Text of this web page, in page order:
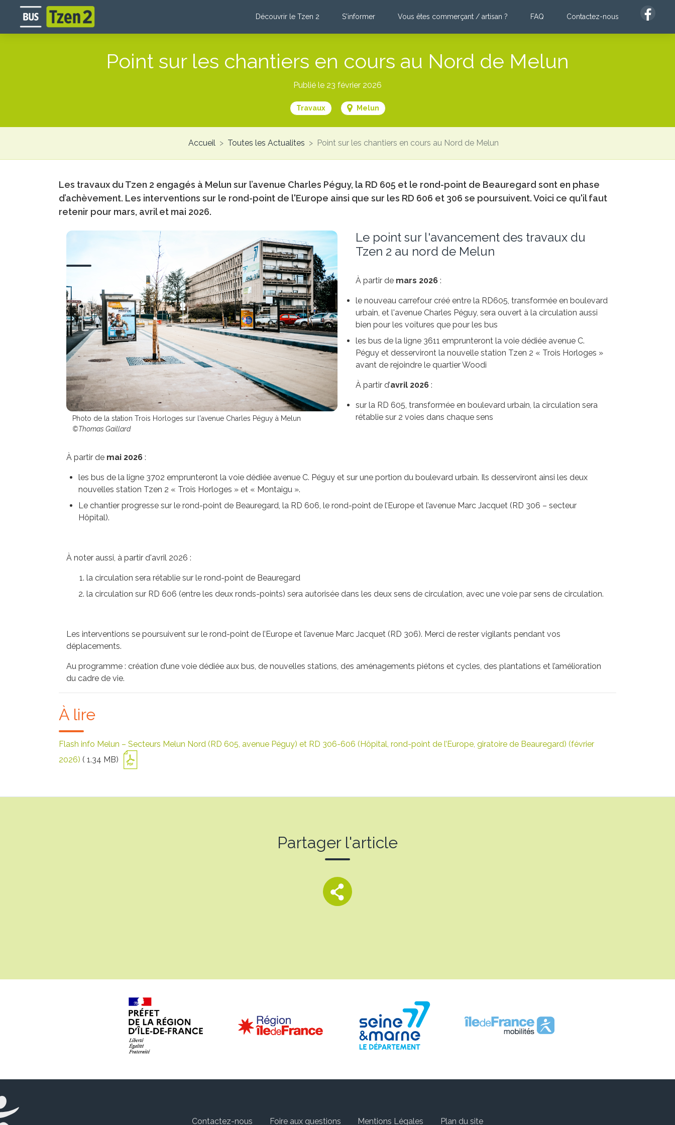
contenu
Découvrir le Tzen 2 S'informer Vous êtes commerçant / artisan ? FAQ Contactez-nous
Point sur les chantiers en cours au Nord de Melun
Publié le 23 février 2026
Travaux Melun
Accueil Toutes les Actualites Point sur les chantiers en cours au Nord de Melun
Les travaux du Tzen 2 engagés à Melun sur l’avenue Charles Péguy, la RD 605 et le rond-point de Beauregard sont en phase
d’achèvement. Les interventions sur le rond-point de l'Europe ainsi que sur les RD 606 et 306 se poursuivent. Voici ce qu'il faut
retenir pour mars, avril et mai 2026.
Photo de la station Trois Horloges sur l'avenue Charles Péguy à Melun
©Thomas Gaillard
Le point sur l'avancement des travaux du
Tzen 2 au nord de Melun
À partir de mars 2026 :
le nouveau carrefour créé entre la RD605, transformée en boulevard
urbain, et l'avenue Charles Péguy, sera ouvert à la circulation aussi
bien pour les voitures que pour les bus
les bus de la ligne 3611 emprunteront la voie dédiée avenue C.
Péguy et desserviront la nouvelle station Tzen 2 « Trois Horloges »
avant de rejoindre le quartier Woodi
À partir d’avril 2026 :
sur la RD 605, transformée en boulevard urbain, la circulation sera
rétablie sur 2 voies dans chaque sens
À partir de mai 2026 :
les bus de la ligne 3702 emprunteront la voie dédiée avenue C. Péguy et sur une portion du boulevard urbain. Ils desserviront ainsi les deux
nouvelles station Tzen 2 « Trois Horloges » et « Montaigu ».
Le chantier progresse sur le rond-point de Beauregard, la RD 606, le rond-point de l’Europe et l’avenue Marc Jacquet (RD 306 – secteur
Hôpital).
À noter aussi, à partir d'avril 2026 :
la circulation sera rétablie sur le rond-point de Beauregard
la circulation sur RD 606 (entre les deux ronds-points) sera autorisée dans les deux sens de circulation, avec une voie par sens de circulation.
Les interventions se poursuivent sur le rond-point de l’Europe et l’avenue Marc Jacquet (RD 306). Merci de rester vigilants pendant vos
déplacements.
Au programme : création d’une voie dédiée aux bus, de nouvelles stations, des aménagements piétons et cycles, des plantations et l’amélioration
du cadre de vie.
À lire
Flash info Melun – Secteurs Melun Nord (RD 605, avenue Péguy) et RD 306-606 (Hôpital, rond-point de l’Europe, giratoire de Beauregard) (février
2026) ( 1.34 MB)
Partager l'article
Contactez-nous Foire aux questions Mentions Légales Plan du site